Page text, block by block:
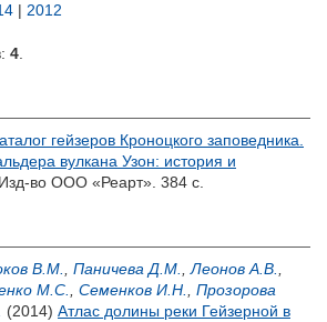
| 2012
4
гейзеров Кроноцкого заповедника.
вулкана Узон: история и
во ООО «Реарт». 384 с.
В.М. Паничева Д.М. Леонов А.В.
М.С. Семенков И.Н.
Прозорова
(2014) Атлас долины реки Гейзерной в